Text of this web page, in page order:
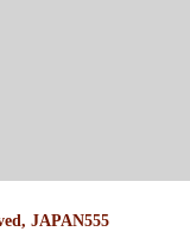
JAPAN555